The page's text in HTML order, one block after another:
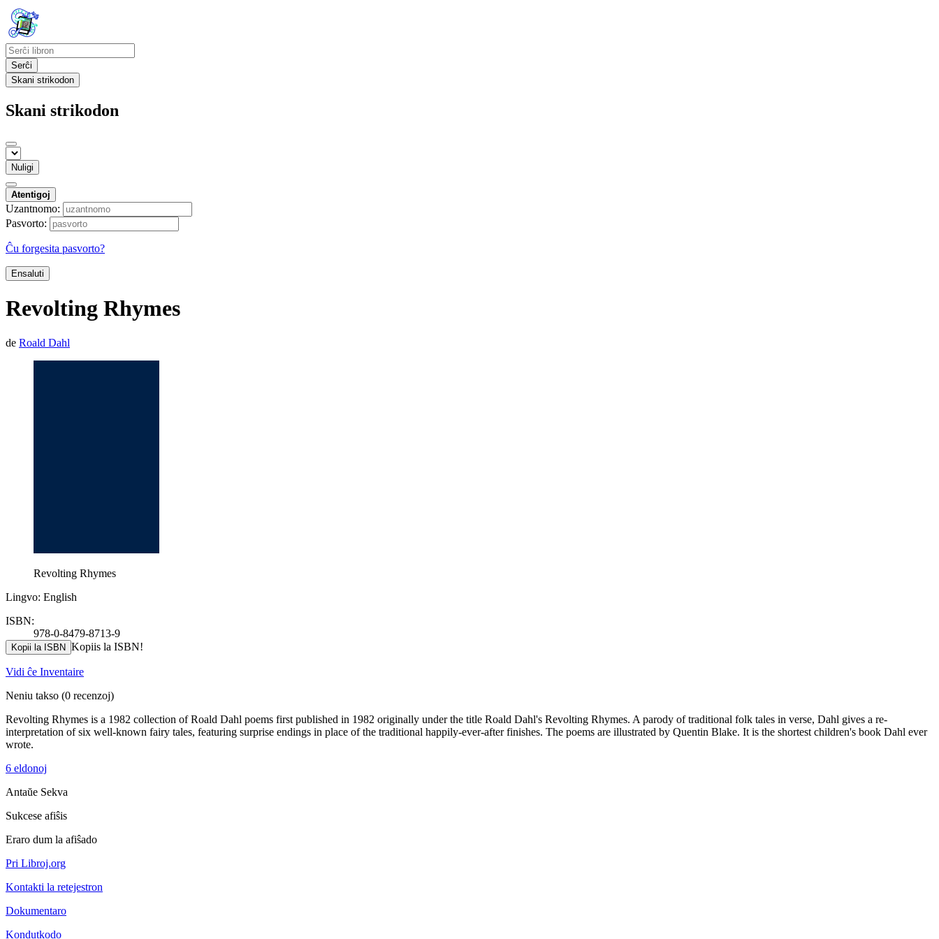
Serĉi
Skani strikodon
Skani strikodon
Nuligi
Atentigoj
Uzantnomo:
Pasvorto:
Ĉu forgesita pasvorto?
Ensaluti
Revolting Rhymes
de Roald Dahl
Revolting Rhymes
Lingvo: English
ISBN:
978-0-8479-8713-9
Kopii la ISBN Kopiis la ISBN!
Vidi ĉe Inventaire
Neniu takso (0 recenzoj)
Revolting Rhymes is a 1982 collection of Roald Dahl poems first published in 1982 originally under the title Roald Dahl's Revolting Rhymes. A parody of traditional folk tales in verse, Dahl gives a re-
interpretation of six well-known fairy tales, featuring surprise endings in place of the traditional happily-ever-after finishes. The poems are illustrated by Quentin Blake. It is the shortest children's book Dahl ever
wrote.
6 eldonoj
Antaŭe Sekva
Sukcese afiŝis
Eraro dum la afiŝado
Pri Libroj.org
Kontakti la retejestron
Dokumentaro
Kondutkodo